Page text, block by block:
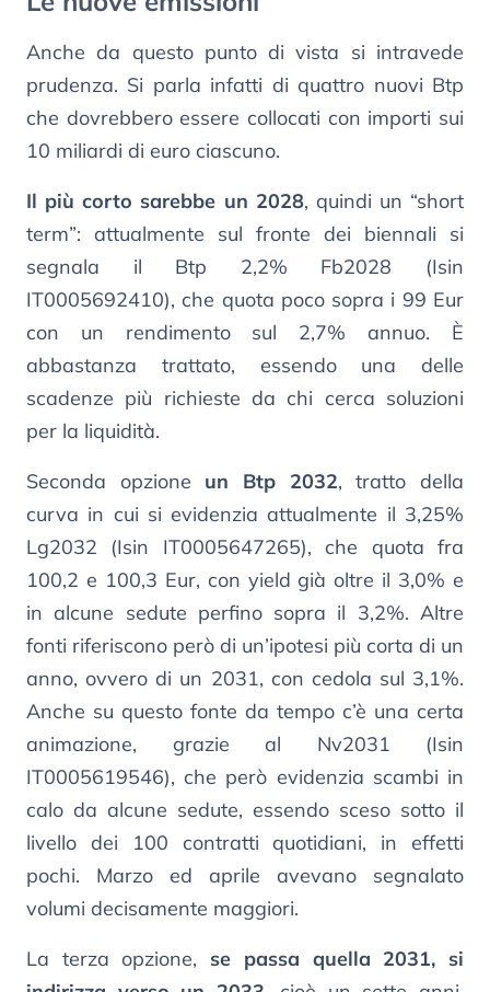
Anche da questo punto di vista si intravede
prudenza. Si parla infatti di quattro nuovi Btp
che dovrebbero essere collocati con importi sui
10 miliardi di euro ciascuno.
Il più corto sarebbe un 2028, quindi un “short
term”: attualmente sul fronte dei biennali si
segnala il Btp 2,2% Fb2028 (Isin
IT0005692410), che quota poco sopra i 99 Eur
con un rendimento sul 2,7% annuo. È
abbastanza trattato, essendo una delle
scadenze più richieste da chi cerca soluzioni
per la liquidità.
Seconda opzione un Btp 2032, tratto della
curva in cui si evidenzia attualmente il 3,25%
Lg2032 (Isin IT0005647265), che quota fra
100,2 e 100,3 Eur, con yield già oltre il 3,0% e
in alcune sedute perfino sopra il 3,2%. Altre
fonti riferiscono però di un’ipotesi più corta di un
anno, ovvero di un 2031, con cedola sul 3,1%.
Anche su questo fonte da tempo c’è una certa
animazione, grazie al Nv2031 (Isin
IT0005619546), che però evidenzia scambi in
calo da alcune sedute, essendo sceso sotto il
livello dei 100 contratti quotidiani, in effetti
pochi. Marzo ed aprile avevano segnalato
volumi decisamente maggiori.
La terza opzione, se passa quella 2031, si